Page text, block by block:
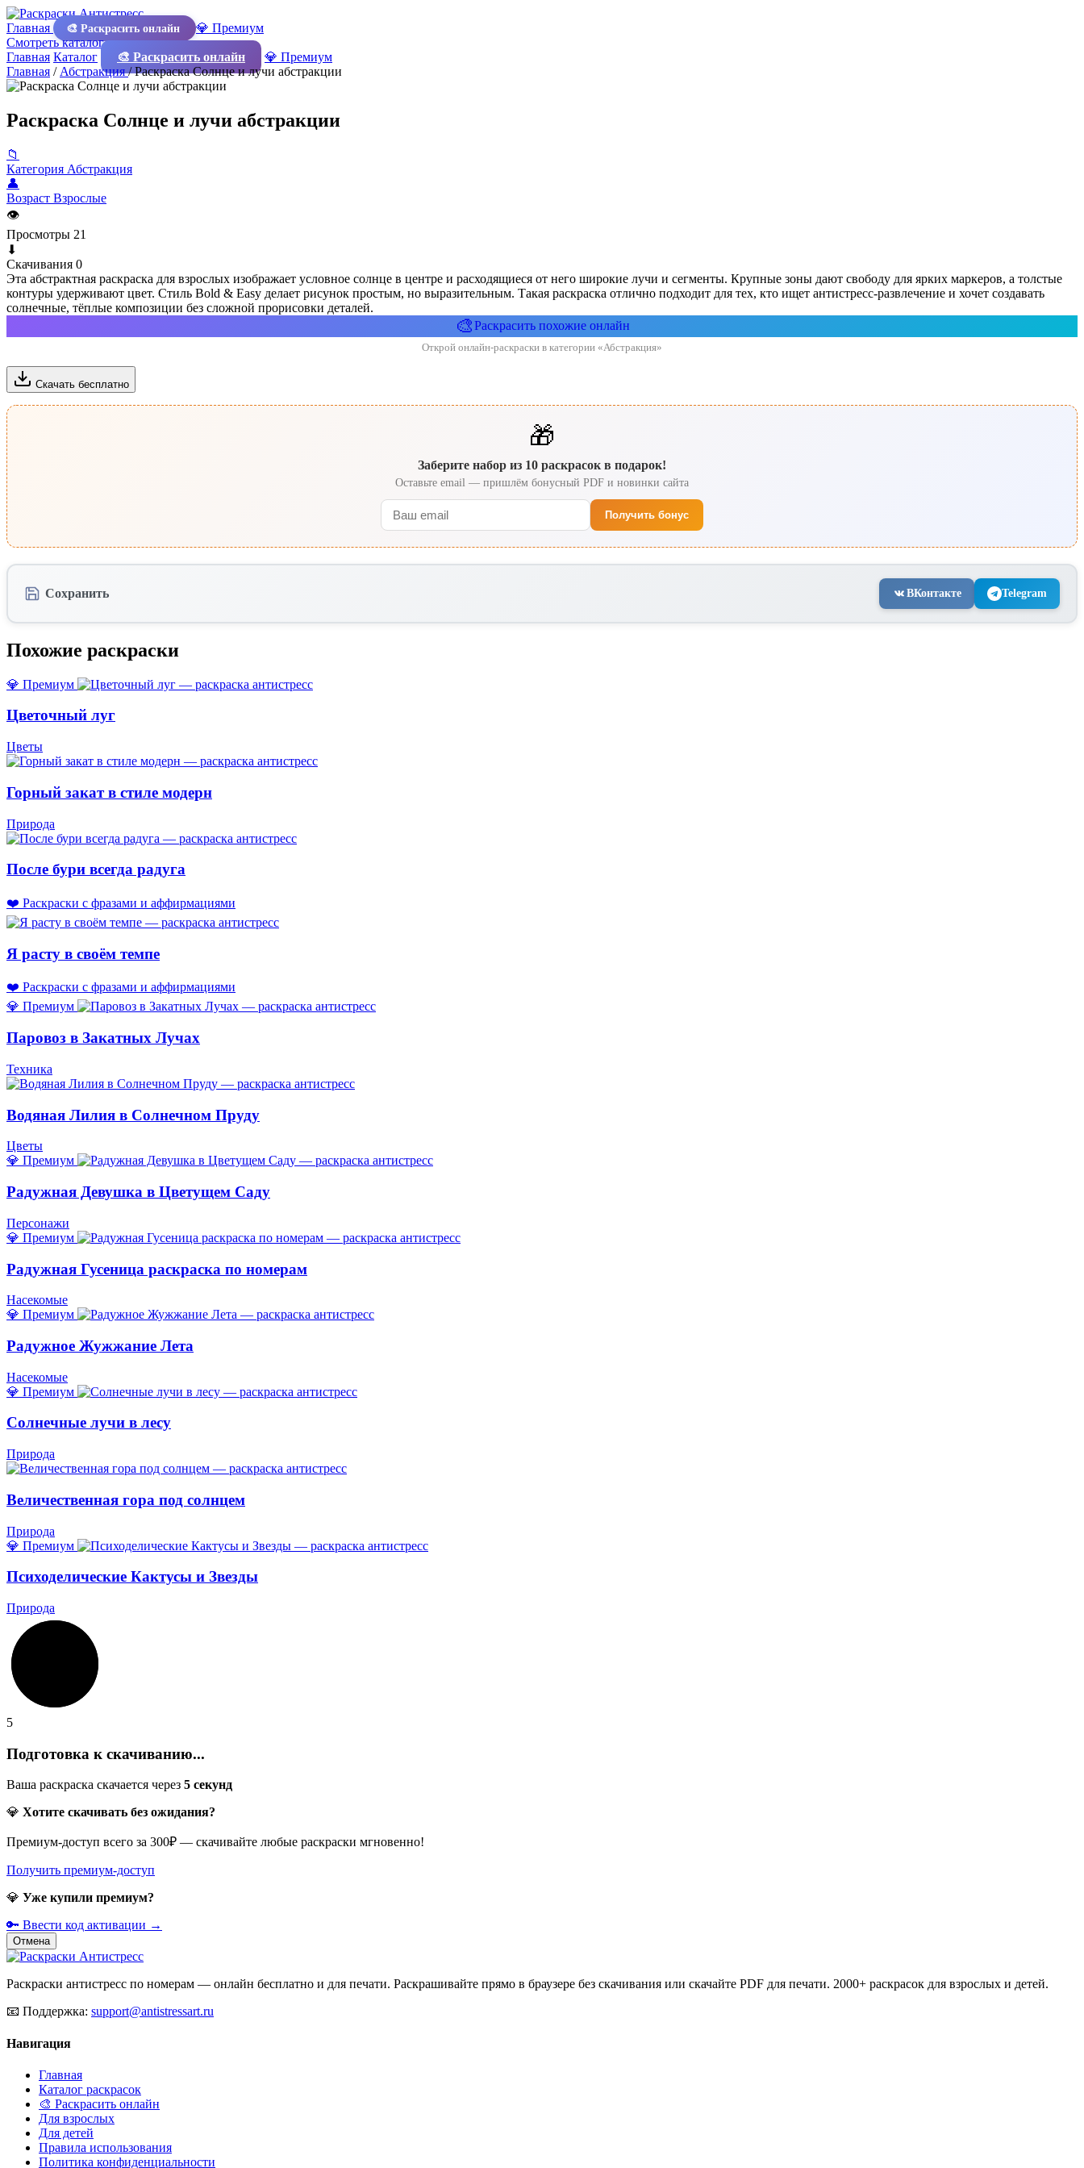
Главная 🎨 Раскрасить онлайн
💎 Премиум
Смотреть каталог
Главная Каталог 🎨 Раскрасить онлайн
💎 Премиум
Главная / Абстракция/Раскраска Солнце и лучи абстракции
Раскраска Солнце и лучи абстракции
📁
Категория Абстракция
👤
Возраст Взрослые
👁
Просмотры 21
⬇
Скачивания 0
Эта абстрактная раскраска для взрослых изображает условное солнце в центре и расходящиеся от него широкие лучи и сегменты. Крупные зоны дают свободу для ярких маркеров, а толстые
контуры удерживают цвет. Стиль Bold & Easy делает рисунок простым, но выразительным. Такая раскраска отлично подходит для тех, кто ищет антистресс-развлечение и хочет создавать
солнечные, тёплые композиции без сложной прорисовки деталей.
🎨Раскрасить похожие онлайн
Открой онлайн-раскраски в категории «Абстракция»
Скачать бесплатно
🎁
Заберите набор из 10 раскрасок в подарок!
Оставьте email — пришлём бонусный PDF и новинки сайта
Получить бонус
Сохранить ВКонтакте Telegram
Похожие раскраски
💎 Премиум
Цветочный луг
Цветы
Горный закат в стиле модерн
Природа
После бури всегда радуга
❤️ Раскраски с фразами и аффирмациями
Я расту в своём темпе
❤️ Раскраски с фразами и аффирмациями
💎 Премиум
Паровоз в Закатных Лучах
Техника
Водяная Лилия в Солнечном Пруду
Цветы
💎 Премиум
Радужная Девушка в Цветущем Саду
Персонажи
💎 Премиум
Радужная Гусеница раскраска по номерам
Насекомые
💎 Премиум
Радужное Жужжание Лета
Насекомые
💎 Премиум
Солнечные лучи в лесу
Природа
Величественная гора под солнцем
Природа
💎 Премиум
Психоделические Кактусы и Звезды
Природа
5
Подготовка к скачиванию...
Ваша раскраска скачается через 5 секунд
💎 Хотите скачивать без ожидания?
Премиум-доступ всего за 300₽ — скачивайте любые раскраски мгновенно!
Получить премиум-доступ
💎 Уже купили премиум?
🔑 Ввести код активации →
Отмена
Раскраски антистресс по номерам — онлайн бесплатно и для печати. Раскрашивайте прямо в браузере без скачивания или скачайте PDF для печати. 2000+ раскрасок для взрослых и детей.
📧 Поддержка: support@antistressart.ru
Навигация
Главная
Каталог раскрасок
🎨 Раскрасить онлайн
Для взрослых
Для детей
Правила использования
Политика конфиденциальности